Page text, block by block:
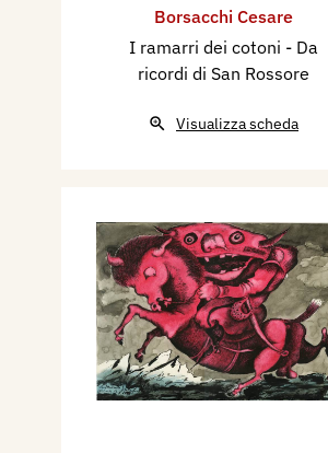
Borsacchi Cesare
I ramarri dei cotoni - Da
ricordi di San Rossore
Visualizza scheda